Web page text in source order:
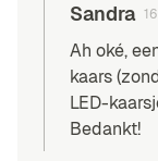
Sandra
Ah oké,
kaars
LED-
Bedankt!